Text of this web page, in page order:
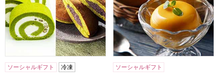
ソーシャルギフト 冷凍 ソーシャルギフト